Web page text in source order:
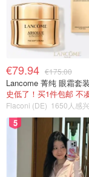
€79.94 €175.00
Lancome 菁纯 眼霜套装
史低了！买1件包邮 不
Flaconi (DE) 1650人感
5